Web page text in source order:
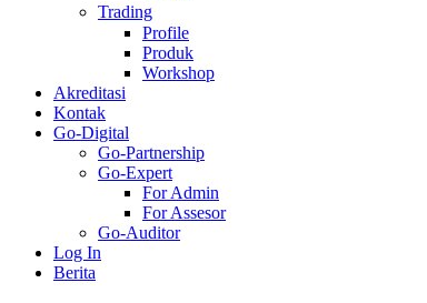
Trading
Profile
Produk
Workshop
Akreditasi
Kontak
Go-Digital
Go-Partnership
Go-Expert
For Admin
For Assesor
Go-Auditor
Log In
Berita